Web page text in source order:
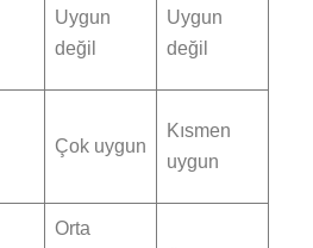
Uygun
değil
Uygun
değil
Çok uygun
Kısmen
uygun
Orta